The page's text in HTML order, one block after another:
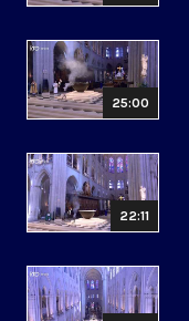
25:00
22:11